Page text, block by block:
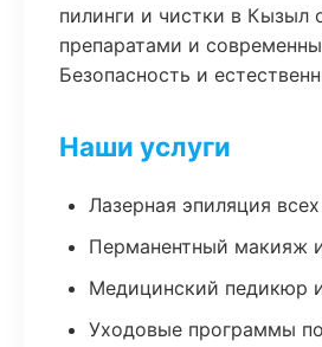
пилинги и чистки в Кызыл
препаратами и
Безопасность и
Наши услуги
Лазерная эпиляция
Перманентный макияж
Медицинский педикюр
Уходовые программы